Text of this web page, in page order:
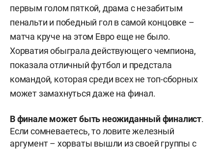
первым голом пяткой, драма с незабитым
пенальти и победный гол в самой концовке –
матча круче на этом Евро еще не было.
Хорватия обыграла действующего чемпиона,
показала отличный футбол и предстала
командой, которая среди всех не топ-сборных
может замахнуться даже на финал.
В финале может быть неожиданный финалист.
Если сомневаетесь, то ловите железный
аргумент – хорваты вышли из своей группы с